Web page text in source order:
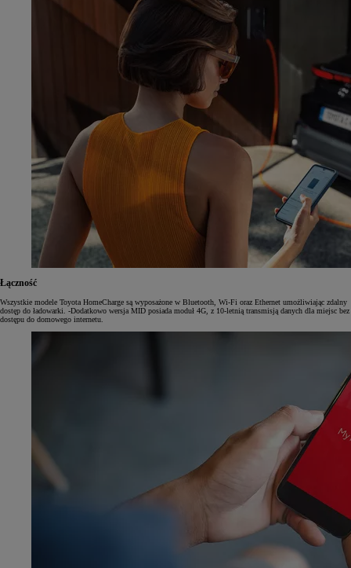
Łączność
Wszystkie modele Toyota HomeCharge są wyposażone w Bluetooth, Wi-Fi oraz Ethernet umożliwiając zdalny
dostęp do ładowarki. -Dodatkowo wersja MID posiada moduł 4G, z 10-letnią transmisją danych dla miejsc bez
dostępu do domowego internetu.